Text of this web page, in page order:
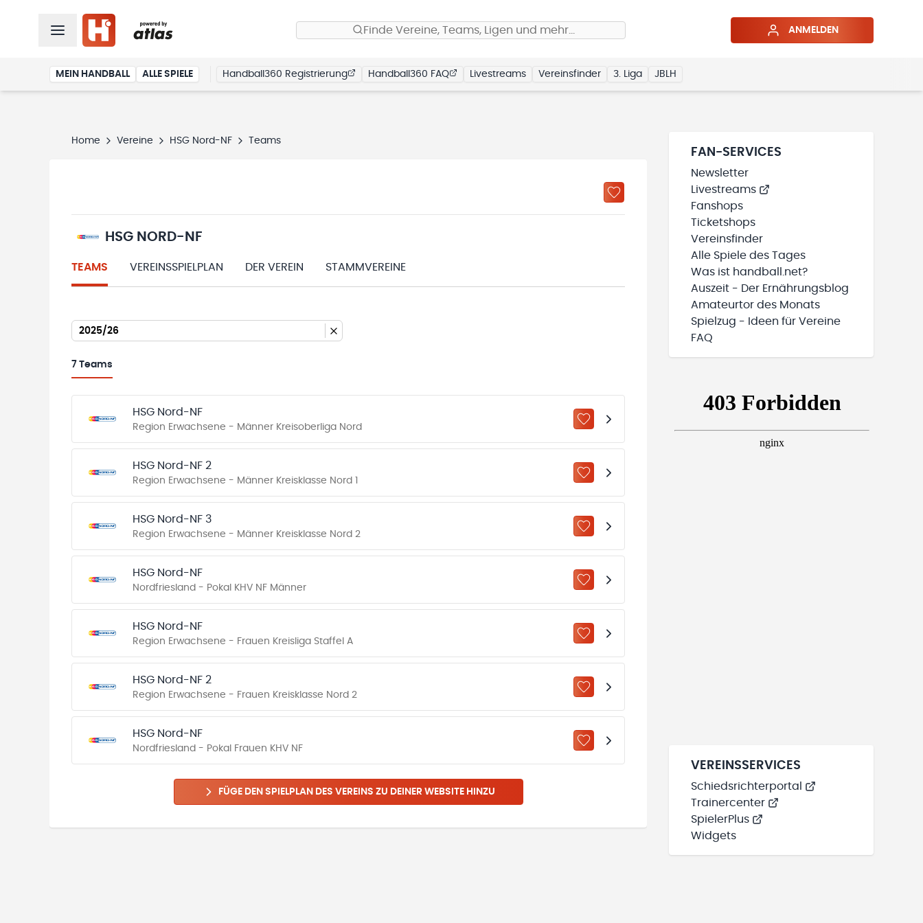
Finde Vereine, Teams, Ligen und mehr… ANMELDEN
MEIN HANDBALL ALLE SPIELE Handball360 Registrierung Handball360 FAQ Livestreams Vereinsfinder 3. Liga JBLH
Home Vereine HSG Nord-NF Teams
HSG NORD-NF
TEAMS VEREINSSPIELPLAN DER VEREIN STAMMVEREINE
2025/26
7 Teams
HSG Nord-NF
Region Erwachsene - Männer Kreisoberliga Nord ZU „MEINE TEAMS“ HINZUFÜGEN
HSG Nord-NF 2
Region Erwachsene - Männer Kreisklasse Nord 1 ZU „MEINE TEAMS“ HINZUFÜGEN
HSG Nord-NF 3
Region Erwachsene - Männer Kreisklasse Nord 2 ZU „MEINE TEAMS“ HINZUFÜGEN
HSG Nord-NF
Nordfriesland - Pokal KHV NF Männer ZU „MEINE TEAMS“ HINZUFÜGEN
HSG Nord-NF
Region Erwachsene - Frauen Kreisliga Staffel A ZU „MEINE TEAMS“ HINZUFÜGEN
HSG Nord-NF 2
Region Erwachsene - Frauen Kreisklasse Nord 2 ZU „MEINE TEAMS“ HINZUFÜGEN
HSG Nord-NF
Nordfriesland - Pokal Frauen KHV NF ZU „MEINE TEAMS“ HINZUFÜGEN
FÜGE DEN SPIELPLAN DES VEREINS ZU DEINER WEBSITE HINZU
FAN-SERVICES
Newsletter
Livestreams
Fanshops
Ticketshops
Vereinsfinder
Alle Spiele des Tages
Was ist handball.net?
Auszeit - Der Ernährungsblog
Amateurtor des Monats
Spielzug - Ideen für Vereine
FAQ
VEREINSSERVICES
Schiedsrichterportal
Trainercenter
SpielerPlus
Widgets